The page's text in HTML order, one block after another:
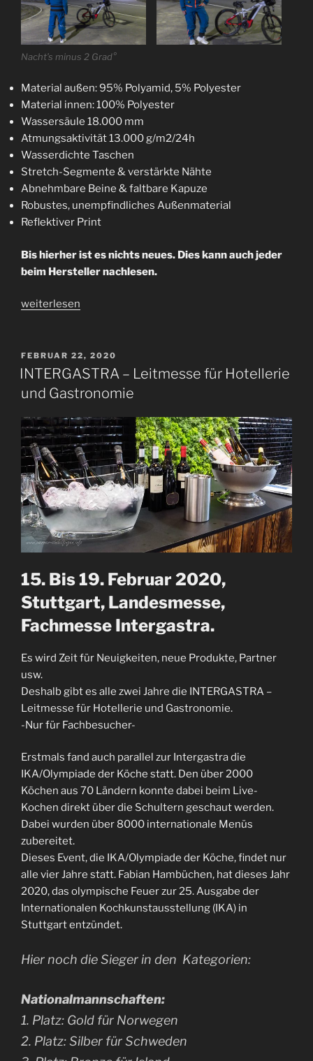
Nacht’s minus 2 Grad°
Material außen: 95% Polyamid, 5% Polyester
Material innen: 100% Polyester
Wassersäule 18.000 mm
Atmungsaktivität 13.000 g/m2/24h
Wasserdichte Taschen
Stretch-Segmente & verstärkte Nähte
Abnehmbare Beine & faltbare Kapuze
Robustes, unempfindliches Außenmaterial
Reflektiver Print
Bis hierher ist es nichts neues. Dies kann auch jeder
beim Hersteller nachlesen.
„update!
–
Dirtsuit
Core
–
Radeinteiler
aus
2020
–
Erfahrungsbericht“
weiterlesen
VERÖFFENTLICHT
AM
FEBRUAR 22, 2020
INTERGASTRA – Leitmesse für Hotellerie
und Gastronomie
15. Bis 19. Februar 2020,
Stuttgart, Landesmesse,
Fachmesse Intergastra.
Es wird Zeit für Neuigkeiten, neue Produkte, Partner
usw.
Deshalb gibt es alle zwei Jahre die INTERGASTRA –
Leitmesse für Hotellerie und Gastronomie.
-Nur für Fachbesucher-
Erstmals fand auch parallel zur Intergastra die
IKA/Olympiade der Köche statt. Den über 2000
Köchen aus 70 Ländern konnte dabei beim Live-
Kochen direkt über die Schultern geschaut werden.
Dabei wurden über 8000 internationale Menüs
zubereitet.
Dieses Event, die IKA/Olympiade der Köche, findet nur
alle vier Jahre statt. Fabian Hambüchen, hat dieses Jahr
2020, das olympische Feuer zur 25. Ausgabe der
Internationalen Kochkunstausstellung (IKA) in
Stuttgart entzündet.
Hier noch die Sieger in den Kategorien:
Nationalmannschaften:
1. Platz: Gold für Norwegen
2. Platz: Silber für Schweden